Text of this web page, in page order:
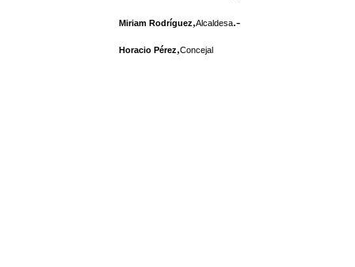
Miriam Rodríguez,Alcaldesa.-
Horacio Pérez,Concejal